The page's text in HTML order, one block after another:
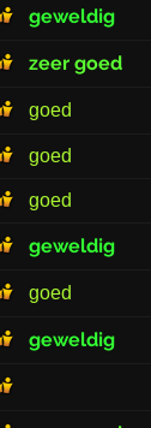
geweldig
zeer goed
goed
goed
goed
geweldig
goed
geweldig